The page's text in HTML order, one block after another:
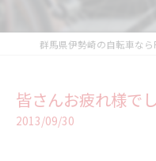
皆さんお疲れ様で
2013/09/30